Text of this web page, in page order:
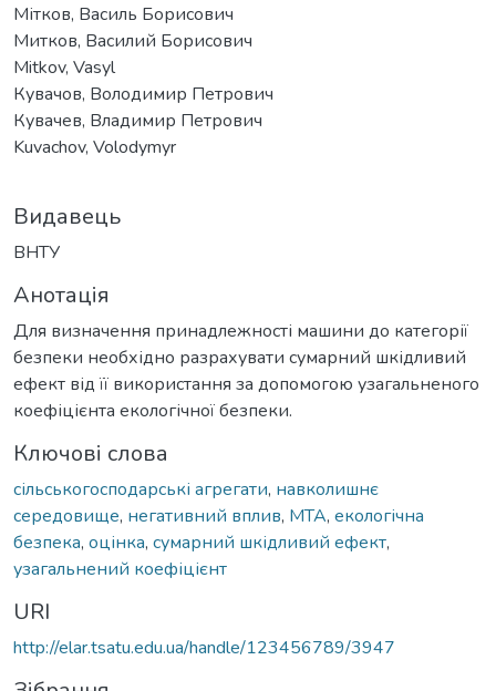
Мітков, Василь Борисович
Митков, Василий Борисович
Mitkov, Vasyl
Кувачов, Володимир Петрович
Кувачев, Владимир Петрович
Kuvachov, Volodymyr
Видавець
ВНТУ
Анотація
Для визначення принадлежності машини до категорії
безпеки необхідно разрахувати сумарний шкідливий
ефект від її використання за допомогою узагальненого
коефіцієнта екологічної безпеки.
Ключові слова
сільськогосподарські агрегати, навколишнє
середовище, негативний вплив, МТА, екологічна
безпека, оцінка, сумарний шкідливий ефект,
узагальнений коефіцієнт
URI
http://elar.tsatu.edu.ua/handle/123456789/3947